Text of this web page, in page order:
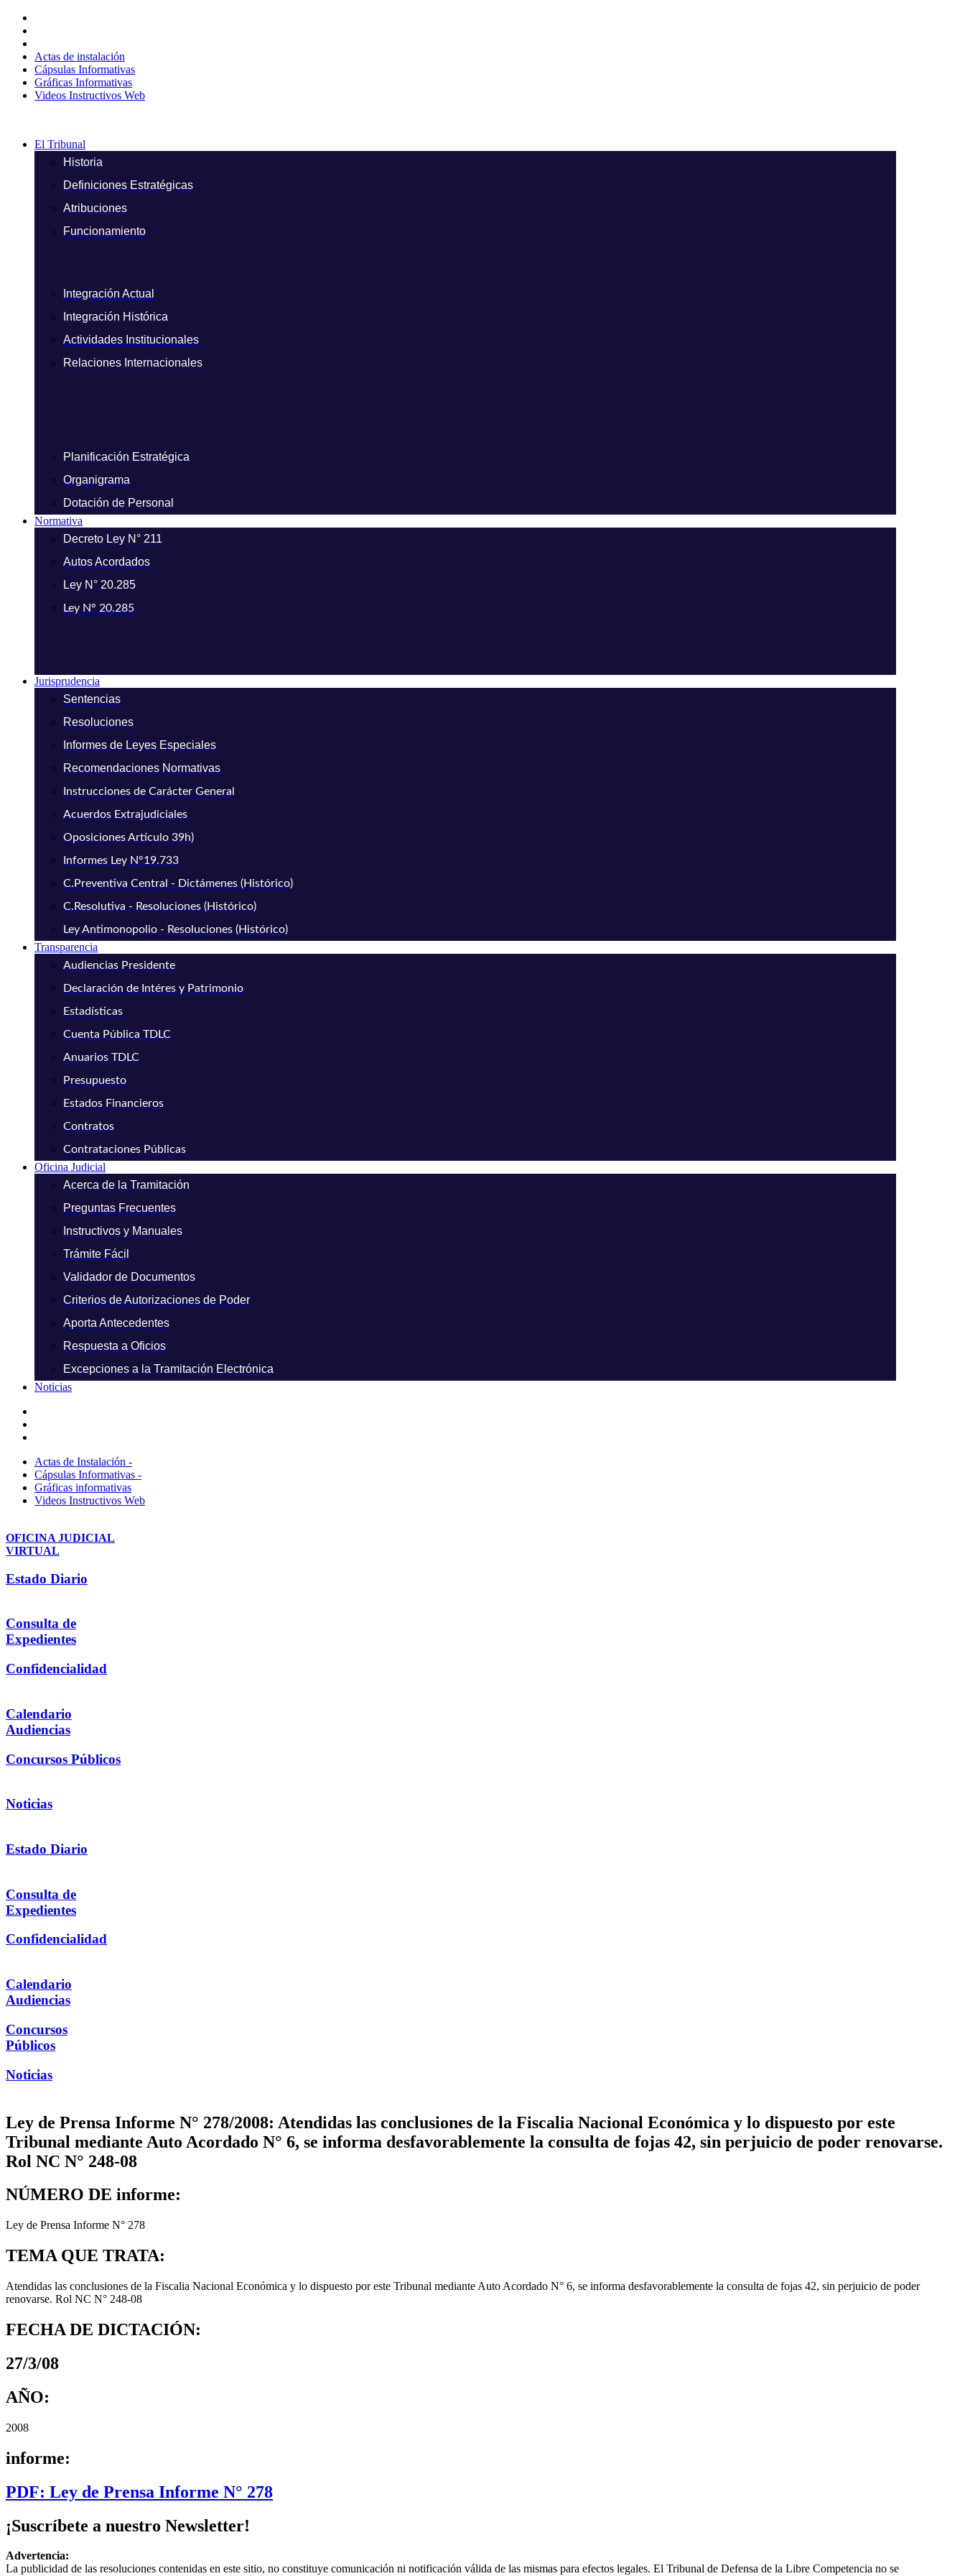
contenido
Actas de instalación
Cápsulas Informativas
Gráficas Informativas
Videos Instructivos Web
El Tribunal
Historia
Definiciones Estratégicas
Atribuciones
Funcionamiento
Integración Actual
Integración Histórica
Actividades Institucionales
Relaciones Internacionales
Planificación Estratégica
Organigrama
Dotación de Personal
Normativa
Decreto Ley N° 211
Autos Acordados
Ley N° 20.285
Ley N° 20.285
Jurisprudencia
Sentencias
Resoluciones
Informes de Leyes Especiales
Recomendaciones Normativas
Instrucciones de Carácter General
Acuerdos Extrajudiciales
Oposiciones Artículo 39h)
Informes Ley N°19.733
C.Preventiva Central - Dictámenes (Histórico)
C.Resolutiva - Resoluciones (Histórico)
Ley Antimonopolio - Resoluciones (Histórico)
Transparencia
Audiencias Presidente
Declaración de Intéres y Patrimonio
Estadísticas
Cuenta Pública TDLC
Anuarios TDLC
Presupuesto
Estados Financieros
Contratos
Contrataciones Públicas
Oficina Judicial
Acerca de la Tramitación
Preguntas Frecuentes
Instructivos y Manuales
Trámite Fácil
Validador de Documentos
Criterios de Autorizaciones de Poder
Aporta Antecedentes
Respuesta a Oficios
Excepciones a la Tramitación Electrónica
Noticias
Actas de Instalación -
Cápsulas Informativas -
Gráficas informativas
Videos Instructivos Web
OFICINA JUDICIAL
VIRTUAL
Estado Diario
Consulta de
Expedientes
Confidencialidad
Calendario
Audiencias
Concursos Públicos
Noticias
Estado Diario
Consulta de
Expedientes
Confidencialidad
Calendario
Audiencias
Concursos
Públicos
Noticias
Ley de Prensa Informe N° 278/2008: Atendidas las conclusiones de la Fiscalia Nacional Económica y lo dispuesto por este
Tribunal mediante Auto Acordado N° 6, se informa desfavorablemente la consulta de fojas 42, sin perjuicio de poder renovarse.
Rol NC N° 248-08
NÚMERO DE informe:
Ley de Prensa Informe N° 278
TEMA QUE TRATA:
Atendidas las conclusiones de la Fiscalia Nacional Económica y lo dispuesto por este Tribunal mediante Auto Acordado N° 6, se informa desfavorablemente la consulta de fojas 42, sin perjuicio de poder
renovarse. Rol NC N° 248-08
FECHA DE DICTACIÓN:
27/3/08
AÑO:
2008
informe:
PDF: Ley de Prensa Informe N° 278
¡Suscríbete a nuestro Newsletter!
Advertencia:
La publicidad de las resoluciones contenidas en este sitio, no constituye comunicación ni notificación válida de las mismas para efectos legales. El Tribunal de Defensa de la Libre Competencia no se